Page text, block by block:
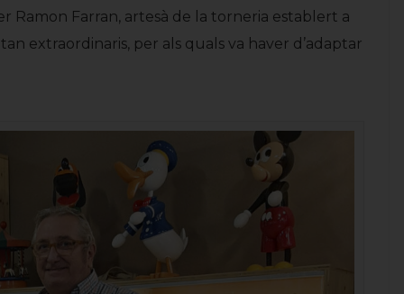
Ramon Farran, artesà de la torneria establert a
extraordinaris, per als quals va haver d’adaptar